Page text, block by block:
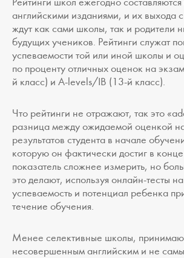
Рейтинги школ ежегодно
английскими изданиями, и их выхода
ждут как сами школы, так и родители
будущих учеников. Рейтинги служат
успеваемости той или иной школы и
по проценту отличных оценок на
й класс) и A-levels/IB (13-й класс).
Что рейтинги не отражают, так это
разница между ожидаемой оценкой
результатов студента в начале
которую он фактически достиг в
показатель сложнее измерить, но
это делают, используя онлайн-тесты
успеваемость и потенциал ребенка
течение обучения.
Менее селективные школы,
несовершенным английским и не